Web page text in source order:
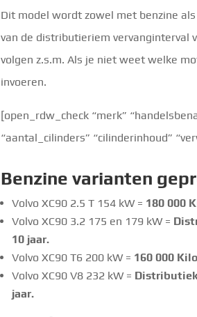
Dit model wordt zowel met benzine
van de distributieriem vervanginterval
volgen z.s.m. Als je niet weet welke
invoeren.
[open_rdw_check “merk”
“aantal_cilinders” “cilinderinhoud”
Benzine varianten
Volvo XC90 2.5 T 154 kW = 180 000
Volvo XC90 3.2 175 en 179 kW =
10 jaar.
Volvo XC90 T6 200 kW = 160 000
Volvo XC90 V8 232 kW =
jaar.